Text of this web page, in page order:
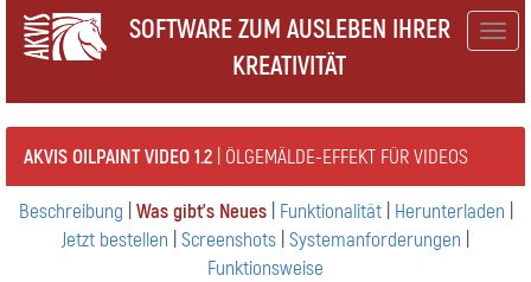
SOFTWARE ZUM AUSLEBEN IHRER
KREATIVITÄT
AKVIS OILPAINT VIDEO 1.2 | ÖLGEMÄLDE-EFFEKT FÜR VIDEOS
Beschreibung Was gibt's Neues| Funktionalität| Herunterladen
Jetzt bestellen Screenshots Systemanforderungen
Funktionsweise